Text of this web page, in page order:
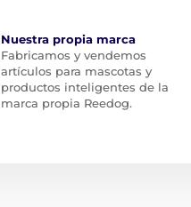
Nuestra propia marca
Fabricamos y vendemos
artículos para mascotas y
productos inteligentes de la
marca propia Reedog.